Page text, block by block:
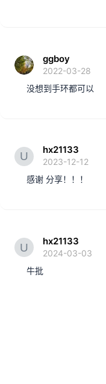
ggboy
2022-03-28
没想到手环都可以
hx21133
2023-12-12
感谢 分享！！！
hx21133
2024-03-03
牛批